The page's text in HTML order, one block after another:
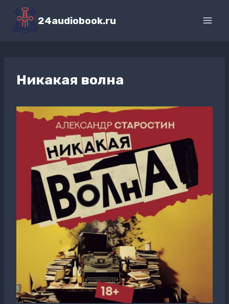
Перейти
содержимому
24audiobook.ru
Никакая волна